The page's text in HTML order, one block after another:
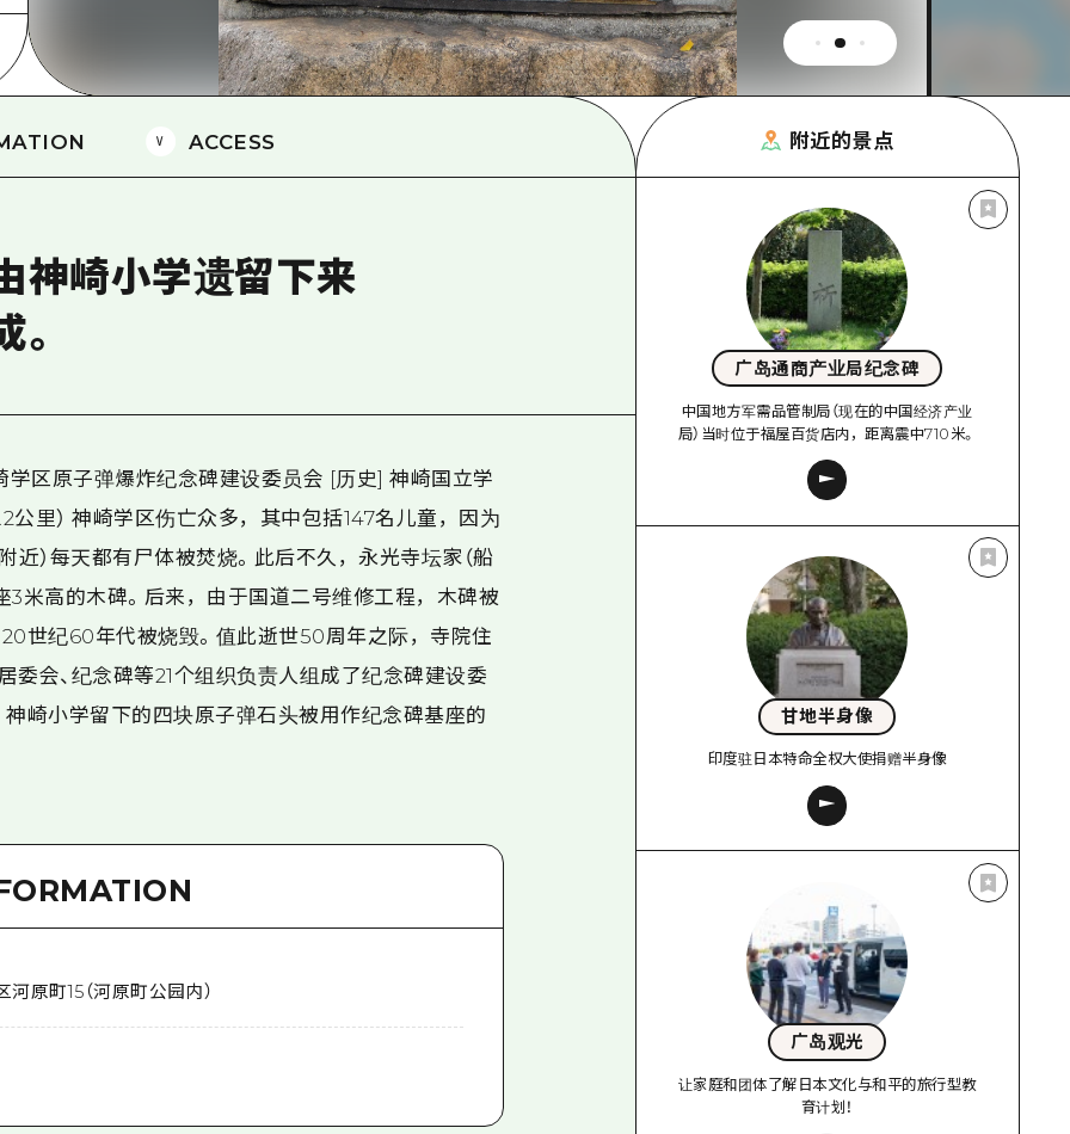
ACCESS
神崎小学遗留下来
区原子弹爆炸纪念碑建设委员会 [历史] 神崎国立学
公里） 神崎学区伤亡众多，其中包括147名儿童，因为
近）每天都有尸体被焚烧。此后不久，永光寺坛家（船
3米高的木碑。后来，由于国道二号维修工程，木碑被
世纪60年代被烧毁。值此逝世50周年之际，寺院住
委会、纪念碑等21个组织负责人组成了纪念碑建设委
崎小学留下的四块原子弹石头被用作纪念碑基座的
河原町15（河原町公园内）
附近的景点
广岛通商产业局纪念碑
中国地方军需品管制局（现在的中国经济产业
局）当时位于福屋百货店内，距离震中710米。
甘地半身像
印度驻日本特命全权大使捐赠半身像
广岛观光
让家庭和团体了解日本文化与和平的旅行型教
育计划！